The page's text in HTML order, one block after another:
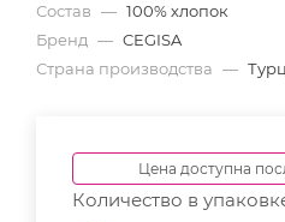
Состав — 100% хлопок
Бренд — CEGISA
Страна производства —
Цена доступна
Количество в